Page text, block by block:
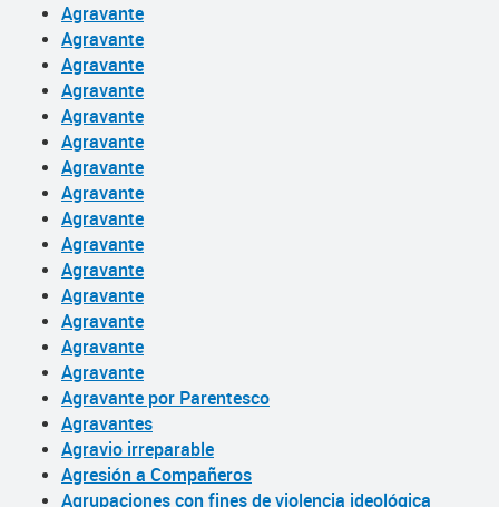
Agravante
Agravante
Agravante
Agravante
Agravante
Agravante
Agravante
Agravante
Agravante
Agravante
Agravante
Agravante
Agravante
Agravante
Agravante
Agravante por Parentesco
Agravantes
Agravio irreparable
Agresión a Compañeros
Agrupaciones con fines de violencia ideológica